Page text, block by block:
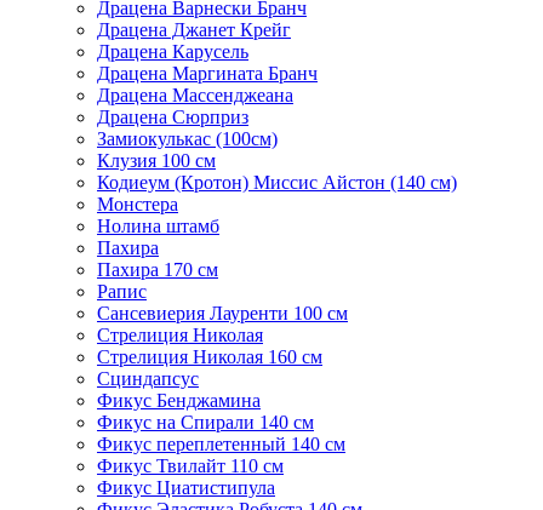
Драцена Варнески Бранч
Драцена Джанет Крейг
Драцена Карусель
Драцена Маргината Бранч
Драцена Массенджеана
Драцена Сюрприз
Замиокулькас (100см)
Клузия 100 см
Кодиеум (Кротон) Миссис Айстон (140 см)
Монстера
Нолина штамб
Пахира
Пахира 170 см
Рапис
Сансевиерия Лауренти 100 см
Стрелиция Николая
Стрелиция Николая 160 см
Сциндапсус
Фикус Бенджамина
Фикус на Спирали 140 см
Фикус переплетенный 140 см
Фикус Твилайт 110 см
Фикус Циатистипула